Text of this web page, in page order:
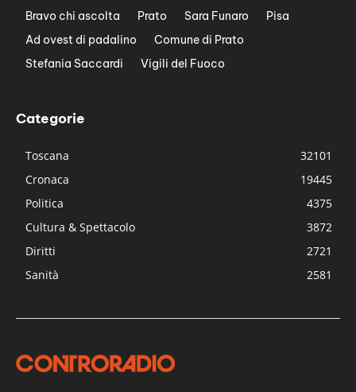
Bravo chi ascolta
Prato Sara Funaro
Pisa
Ad ovest di padalino
Comune di Prato
Stefania Saccardi
Vigili del Fuoco
Categorie
Toscana
32101
Cronaca
19445
Politica
4375
Cultura & Spettacolo
3872
Diritti
2721
Sanità
2581